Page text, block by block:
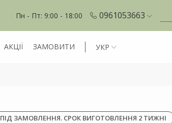
Пн - Пт: 9:00 - 18:00 0961053663
АКЦІЇ ЗАМОВИТИ УКР
ПІД ЗАМОВЛЕННЯ. СРОК ВИГОТОВЛЕННЯ 2 ТИЖНІ